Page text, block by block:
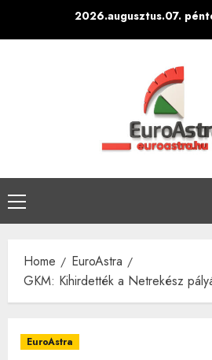
2026.augusztus.07.
Primary
Menu
Home
EuroAstra
GKM: Kihirdették a Netrekész
EuroAstra